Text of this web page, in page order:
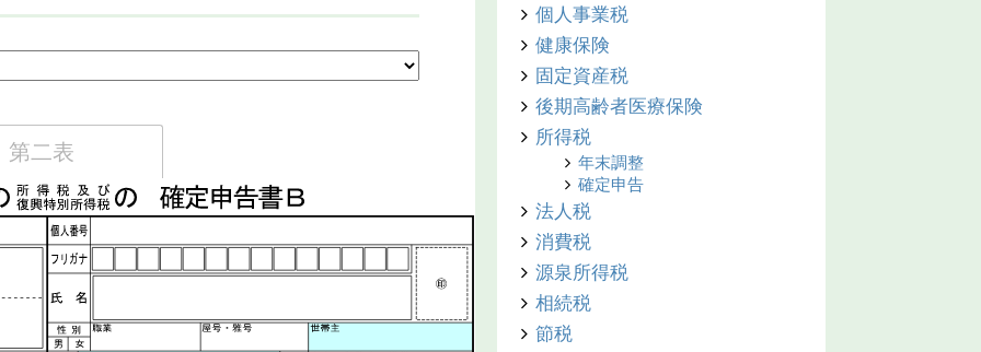
個人事業税
健康保険
固定資産税
後期高齢者医療保険
所得税
年末調整
確定申告
法人税
消費税
源泉所得税
相続税
節税